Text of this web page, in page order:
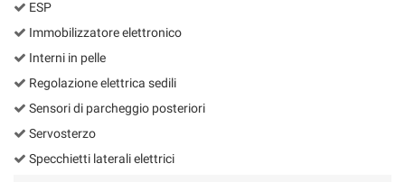
ESP
Immobilizzatore elettronico
Interni in pelle
Regolazione elettrica sedili
Sensori di parcheggio posteriori
Servosterzo
Specchietti laterali elettrici